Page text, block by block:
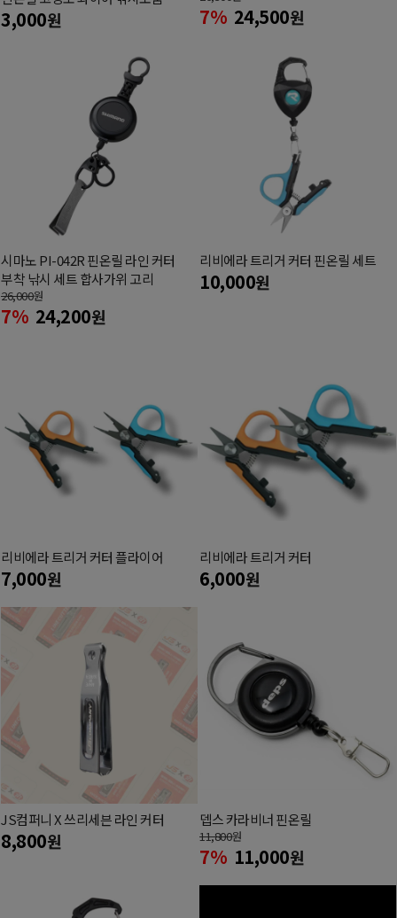
3,000원 7% 24,500원
시마노 PI-042R 핀온릴 라인 커터
부착 낚시 세트 합사가위 고리
26,000원
7% 24,200원
리비에라 트리거 커터 핀온릴 세트
10,000원
리비에라 트리거 커터 플라이어
7,000원
리비에라 트리거 커터
6,000원
JS컴퍼니 X 쓰리세븐 라인 커터
8,800원
뎁스 카라비너 핀온릴
11,800원
7% 11,000원